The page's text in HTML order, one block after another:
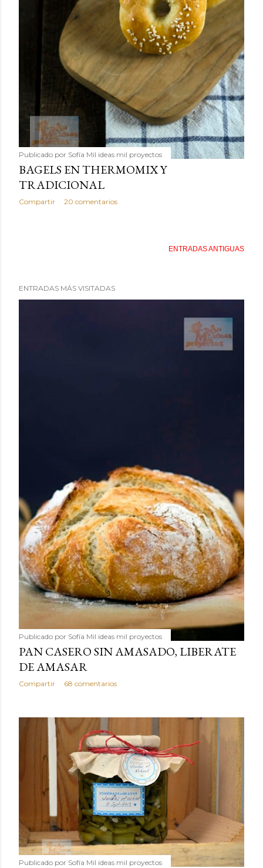
Publicado por Sofía Mil ideas mil proyectos
BAGELS EN THERMOMIX Y
TRADICIONAL
Compartir 20 comentarios
ENTRADAS ANTIGUAS
ENTRADAS MÁS VISITADAS
Publicado por Sofía Mil ideas mil proyectos
PAN CASERO SIN AMASADO, LIBERATE
DE AMASAR
Compartir 68 comentarios
Publicado por Sofía Mil ideas mil proyectos